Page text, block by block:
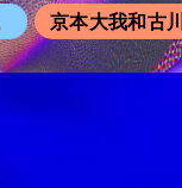
京本大我和古川